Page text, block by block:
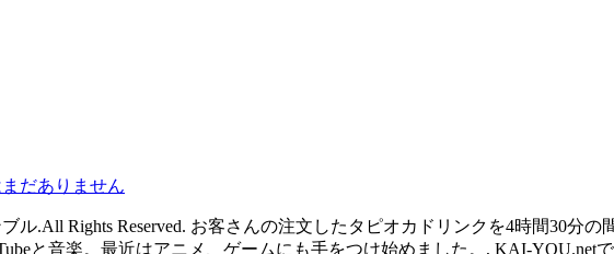
だありません
ル.All Rights Reserved. お客さんの注文したタピオカドリンクを4時間30分
と音楽。最近はアニメ、ゲームにも手をつけ始めました。, KAI-